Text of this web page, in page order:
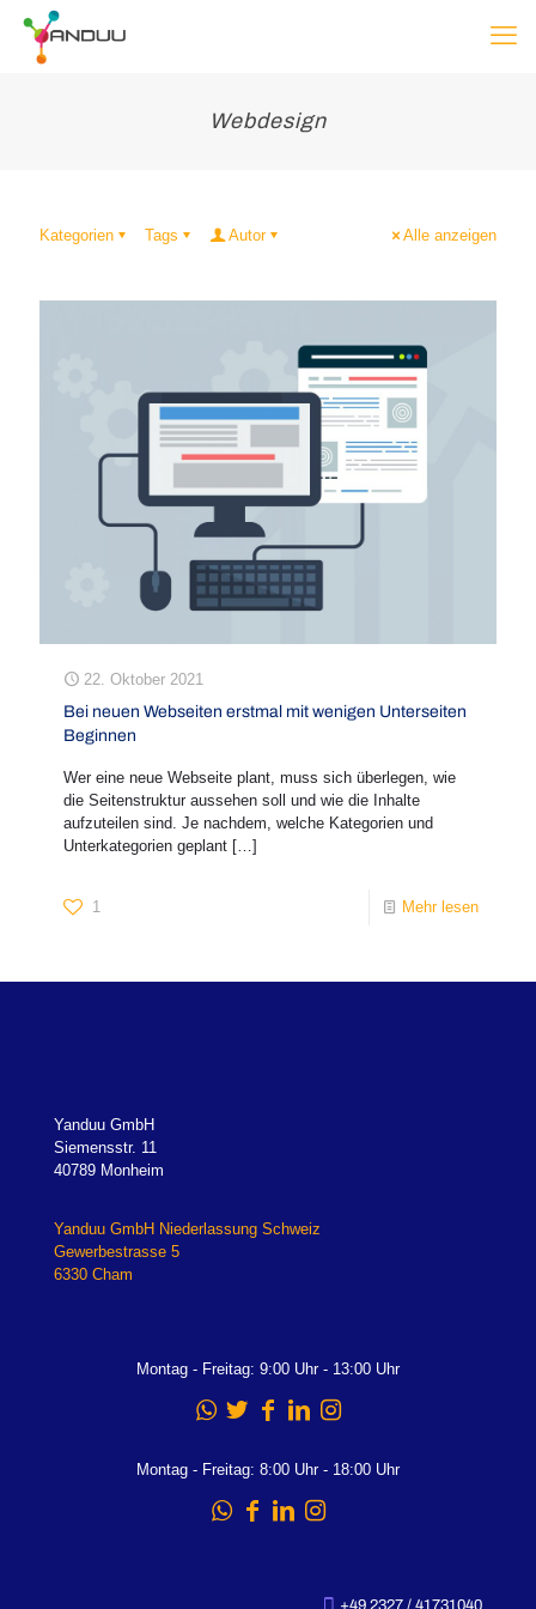
Webdesign
Kategorien Tags Autor Alle anzeigen
22. Oktober 2021
Bei neuen Webseiten erstmal mit wenigen Unterseiten
Beginnen
Wer eine neue Webseite plant, muss sich überlegen, wie
die Seitenstruktur aussehen soll und wie die Inhalte
aufzuteilen sind. Je nachdem, welche Kategorien und
Unterkategorien geplant […]
1 Mehr lesen
Yanduu GmbH
Siemensstr. 11
40789 Monheim
Yanduu GmbH Niederlassung Schweiz
Gewerbestrasse 5
6330 Cham
Montag - Freitag: 9:00 Uhr - 13:00 Uhr
Montag - Freitag: 8:00 Uhr - 18:00 Uhr
+49 2327 / 41731040